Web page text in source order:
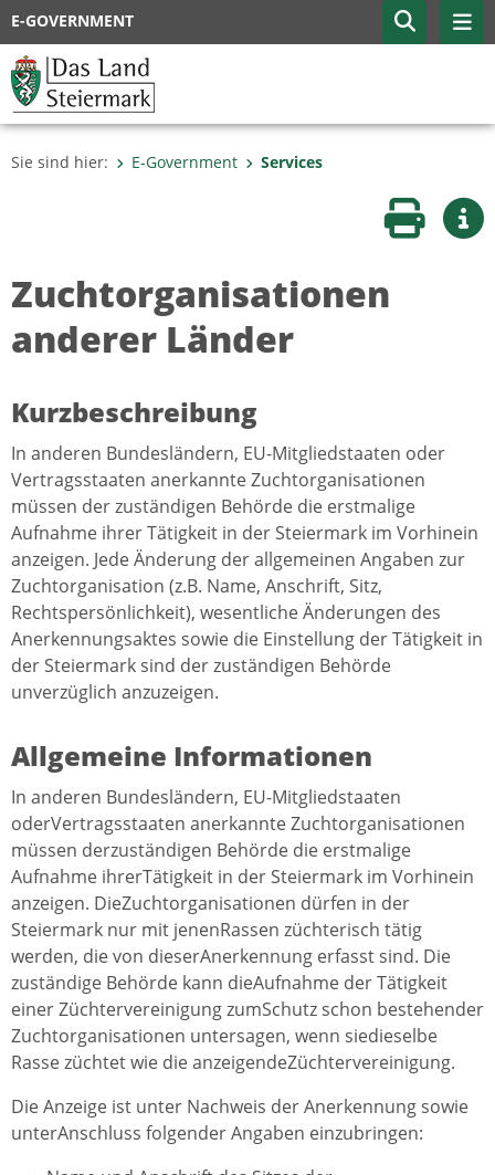
E-GOVERNMENT
Sie sind hier: E-Government Services
Seite
Zuchtorganisationen
anderer Länder
Kurzbeschreibung
In anderen Bundesländern, EU-Mitgliedstaaten oder
Vertragsstaaten anerkannte Zuchtorganisationen
müssen der zuständigen Behörde die erstmalige
Aufnahme ihrer Tätigkeit in der Steiermark im Vorhinein
anzeigen. Jede Änderung der allgemeinen Angaben zur
Zuchtorganisation (z.B. Name, Anschrift, Sitz,
Rechtspersönlichkeit), wesentliche Änderungen des
Anerkennungsaktes sowie die Einstellung der Tätigkeit in
der Steiermark sind der zuständigen Behörde
unverzüglich anzuzeigen.
Allgemeine Informationen
In anderen Bundesländern, EU-Mitgliedstaaten
oderVertragsstaaten anerkannte Zuchtorganisationen
müssen derzuständigen Behörde die erstmalige
Aufnahme ihrerTätigkeit in der Steiermark im Vorhinein
anzeigen. DieZuchtorganisationen dürfen in der
Steiermark nur mit jenenRassen züchterisch tätig
werden, die von dieserAnerkennung erfasst sind. Die
zuständige Behörde kann dieAufnahme der Tätigkeit
einer Züchtervereinigung zumSchutz schon bestehender
Zuchtorganisationen untersagen, wenn siedieselbe
Rasse züchtet wie die anzeigendeZüchtervereinigung.
Die Anzeige ist unter Nachweis der Anerkennung sowie
unterAnschluss folgender Angaben einzubringen: